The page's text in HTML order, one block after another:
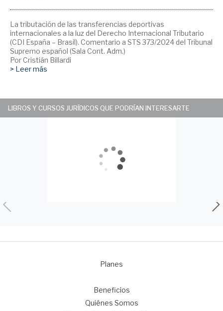
La tributación de las transferencias deportivas
internacionales a la luz del Derecho Internacional Tributario
(CDI España – Brasil). Comentario a STS 373/2024 del Tribunal
Supremo español (Sala Cont. Adm.)
Por Cristián Billardi
> Leer más
LIBROS Y CURSOS JURÍDICOS QUE PODRÍAN INTERESARTE
Planes
Beneficios
Quiénes Somos